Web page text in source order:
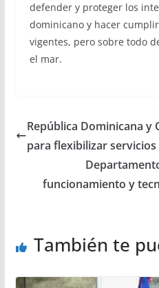
defender y proteger los
dominicano y hacer
vigentes, pero sobre todo
el mar.
República Dominicana
para flexibilizar servicios
funcionamiento y
También te